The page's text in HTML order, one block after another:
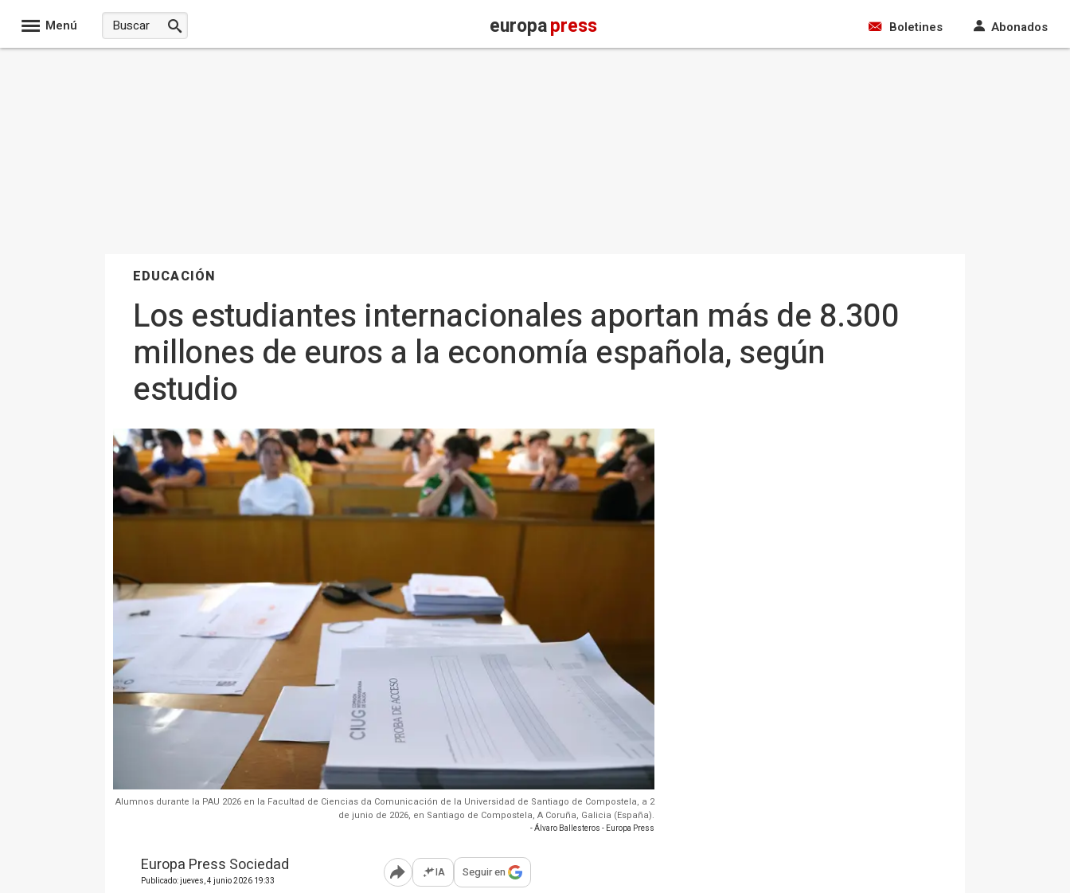
Menú europapress Boletines Abonados
EDUCACIÓN
Los estudiantes internacionales aportan más de 8.300
millones de euros a la economía española, según
estudio
Alumnos durante la PAU 2026 en la Facultad de Ciencias da Comunicación de la Universidad de Santiago de Compostela, a 2
de junio de 2026, en Santiago de Compostela, A Coruña, Galicia (España).
- Álvaro Ballesteros - Europa Press
Europa Press Sociedad
Publicado: jueves, 4 junio 2026 19:33 Abrir opciones para compartir
IA Seguir en